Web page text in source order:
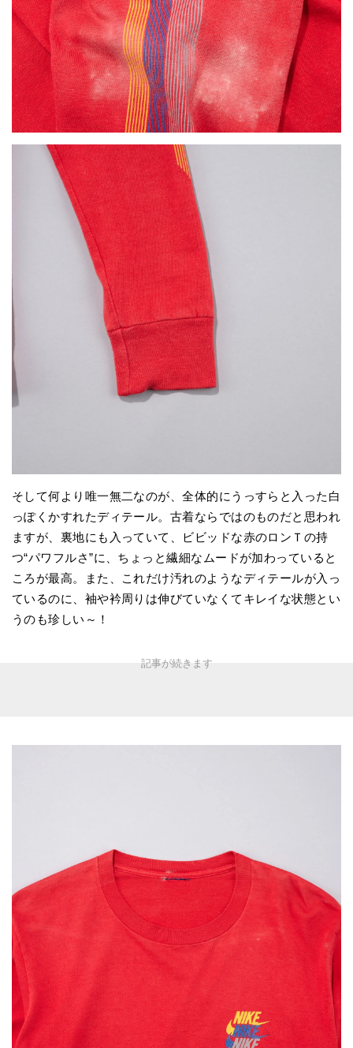
そして何より唯一無二なのが、全体的にうっすらと入った白
っぽくかすれたディテール。古着ならではのものだと思われ
ますが、裏地にも入っていて、ビビッドな赤のロンＴの持
つ“パワフルさ”に、ちょっと繊細なムードが加わっていると
ころが最高。また、これだけ汚れのようなディテールが入っ
ているのに、袖や衿周りは伸びていなくてキレイな状態とい
うのも珍しい～！